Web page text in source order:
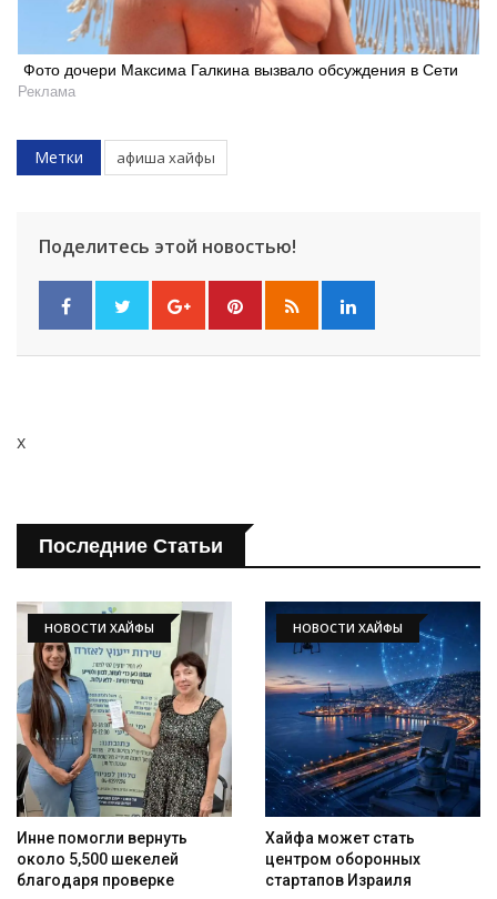
Фото дочери Максима Галкина вызвало обсуждения в Сети
Реклама
Метки афиша хайфы
Поделитесь этой новостью!
x
Последние Статьи
НОВОСТИ ХАЙФЫ
Инне помогли вернуть
около 5,500 шекелей
благодаря проверке
НОВОСТИ ХАЙФЫ
Хайфа может стать
центром оборонных
стартапов Израиля